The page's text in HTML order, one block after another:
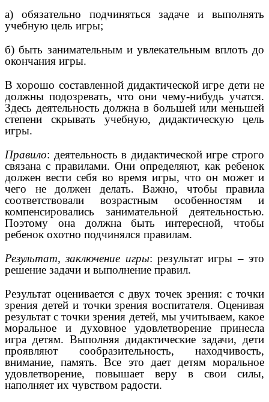
а) обязательно подчиняться задаче и выполнять
учебную цель игры;
б) быть занимательным и увлекательным вплоть до
окончания игры.
В хорошо составленной дидактической игре дети не
должны подозревать, что они чему-нибудь учатся.
Здесь деятельность должна в большей или меньшей
степени скрывать учебную, дидактическую цель
игры.
Правило: деятельность в дидактической игре строго
связана с правилами. Они определяют, как ребенок
должен вести себя во время игры, что он может и
чего не должен делать. Важно, чтобы правила
соответствовали возрастным особенностям и
компенсировались занимательной деятельностью.
Поэтому она должна быть интересной, чтобы
ребенок охотно подчинялся правилам.
Результат, заключение игры: результат игры – это
решение задачи и выполнение правил.
Результат оценивается с двух точек зрения: с точки
зрения детей и точки зрения воспитателя. Оценивая
результат с точки зрения детей, мы учитываем, какое
моральное и духовное удовлетворение принесла
игра детям. Выполняя дидактические задачи, дети
проявляют сообразительность, находчивость,
внимание, память. Все это дает детям моральное
удовлетворение, повышает веру в свои силы,
наполняет их чувством радости.